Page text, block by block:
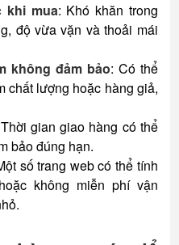
khi mua: Khó khăn trong
độ vừa vặn và thoải mái
không đảm bảo: Có thể
chất lượng hoặc hàng giả,
gian giao hàng có thể
bảo đúng hạn.
số trang web có thể tính
không miễn phí vận